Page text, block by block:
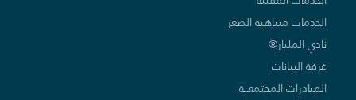
الخدمات متناهية الصغر
نادي المليار®
غرفة البيانات
المبادرات المجتمعية